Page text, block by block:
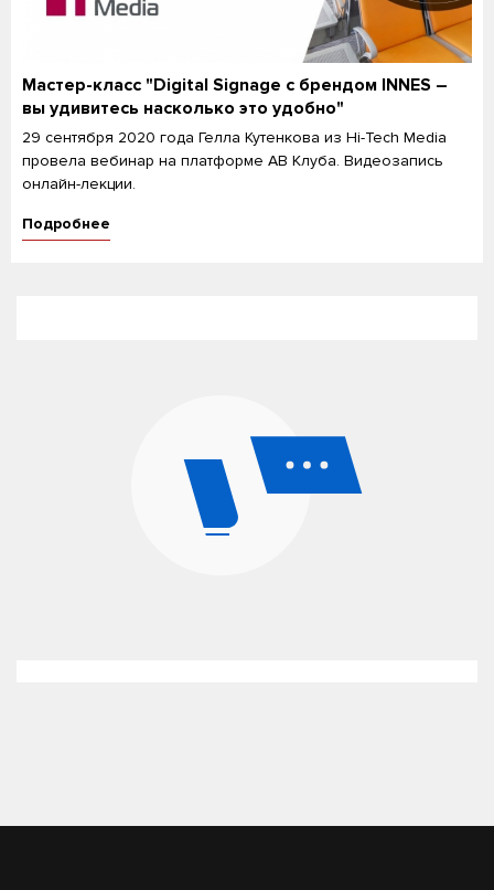
Мастер-класс "Digital Signage с брендом INNES –
вы удивитесь насколько это удобно"
29 сентября 2020 года Гелла Кутенкова из Hi-Tech Media
провела вебинар на платформе АВ Клуба. Видеозапись
онлайн-лекции.
Подробнее